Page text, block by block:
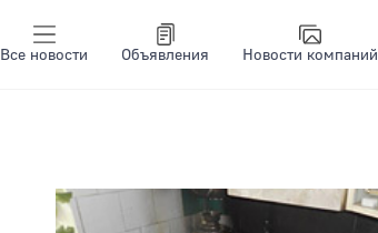
Все новости Объявления Новости компаний